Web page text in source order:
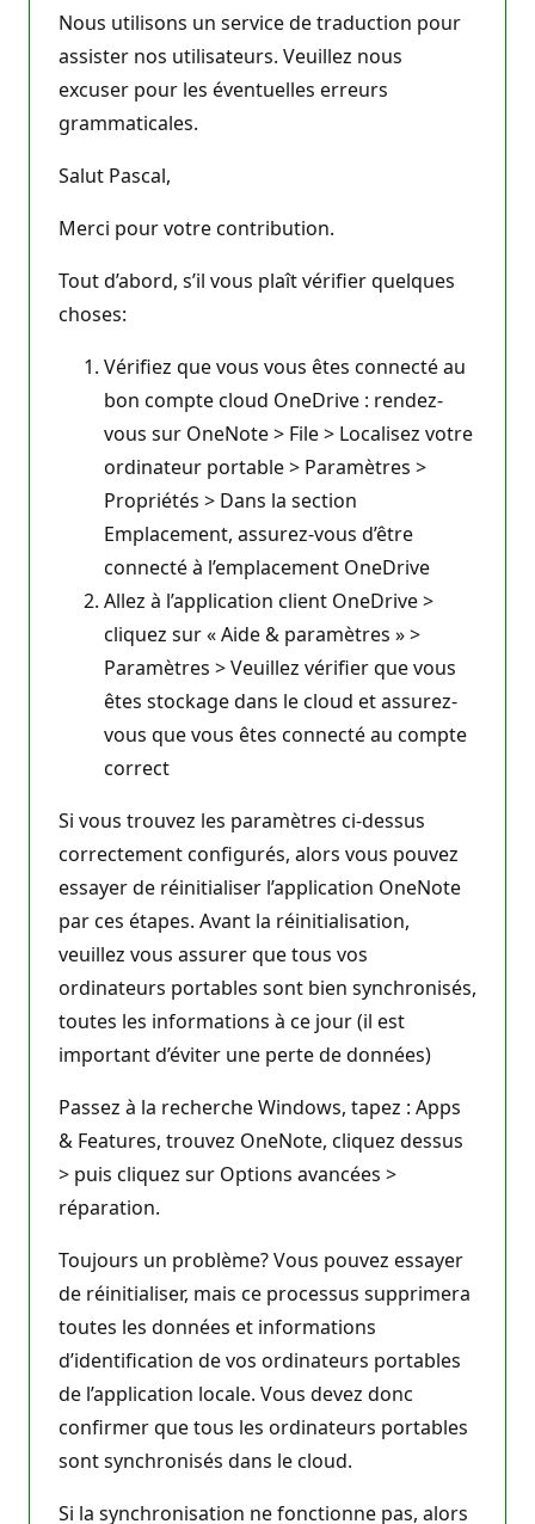
Nous utilisons un service de traduction pour
assister nos utilisateurs. Veuillez nous
excuser pour les éventuelles erreurs
grammaticales.
Salut Pascal,
Merci pour votre contribution.
Tout d’abord, s’il vous plaît vérifier quelques
choses:
Vérifiez que vous vous êtes connecté au
bon compte cloud OneDrive : rendez-
vous sur OneNote > File > Localisez votre
ordinateur portable > Paramètres >
Propriétés > Dans la section
Emplacement, assurez-vous d’être
connecté à l’emplacement OneDrive
Allez à l’application client OneDrive >
cliquez sur « Aide & paramètres » >
Paramètres > Veuillez vérifier que vous
êtes stockage dans le cloud et assurez-
vous que vous êtes connecté au compte
correct
Si vous trouvez les paramètres ci-dessus
correctement configurés, alors vous pouvez
essayer de réinitialiser l’application OneNote
par ces étapes. Avant la réinitialisation,
veuillez vous assurer que tous vos
ordinateurs portables sont bien synchronisés,
toutes les informations à ce jour (il est
important d’éviter une perte de données)
Passez à la recherche Windows, tapez : Apps
& Features, trouvez OneNote, cliquez dessus
> puis cliquez sur Options avancées >
réparation.
Toujours un problème? Vous pouvez essayer
de réinitialiser, mais ce processus supprimera
toutes les données et informations
d’identification de vos ordinateurs portables
de l’application locale. Vous devez donc
confirmer que tous les ordinateurs portables
sont synchronisés dans le cloud.
Si la synchronisation ne fonctionne pas, alors